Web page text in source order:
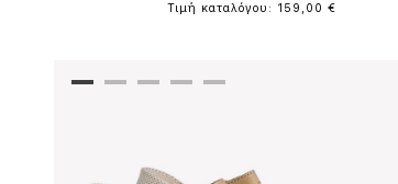
Τιμή καταλόγου: 159,00 €